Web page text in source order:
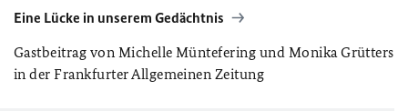
Eine Lücke in unserem Gedächtnis
Gastbeitrag von Michelle Müntefering und Monika Grütters
in der Frankfurter Allgemeinen Zeitung